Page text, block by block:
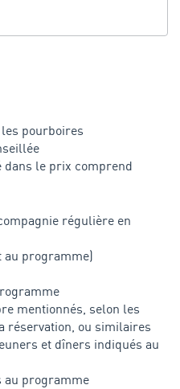
pourboires
dans le prix comprend
régulière en
programme)
mentionnés, selon les
réservation, ou similaires
et dîners indiqués au
au programme